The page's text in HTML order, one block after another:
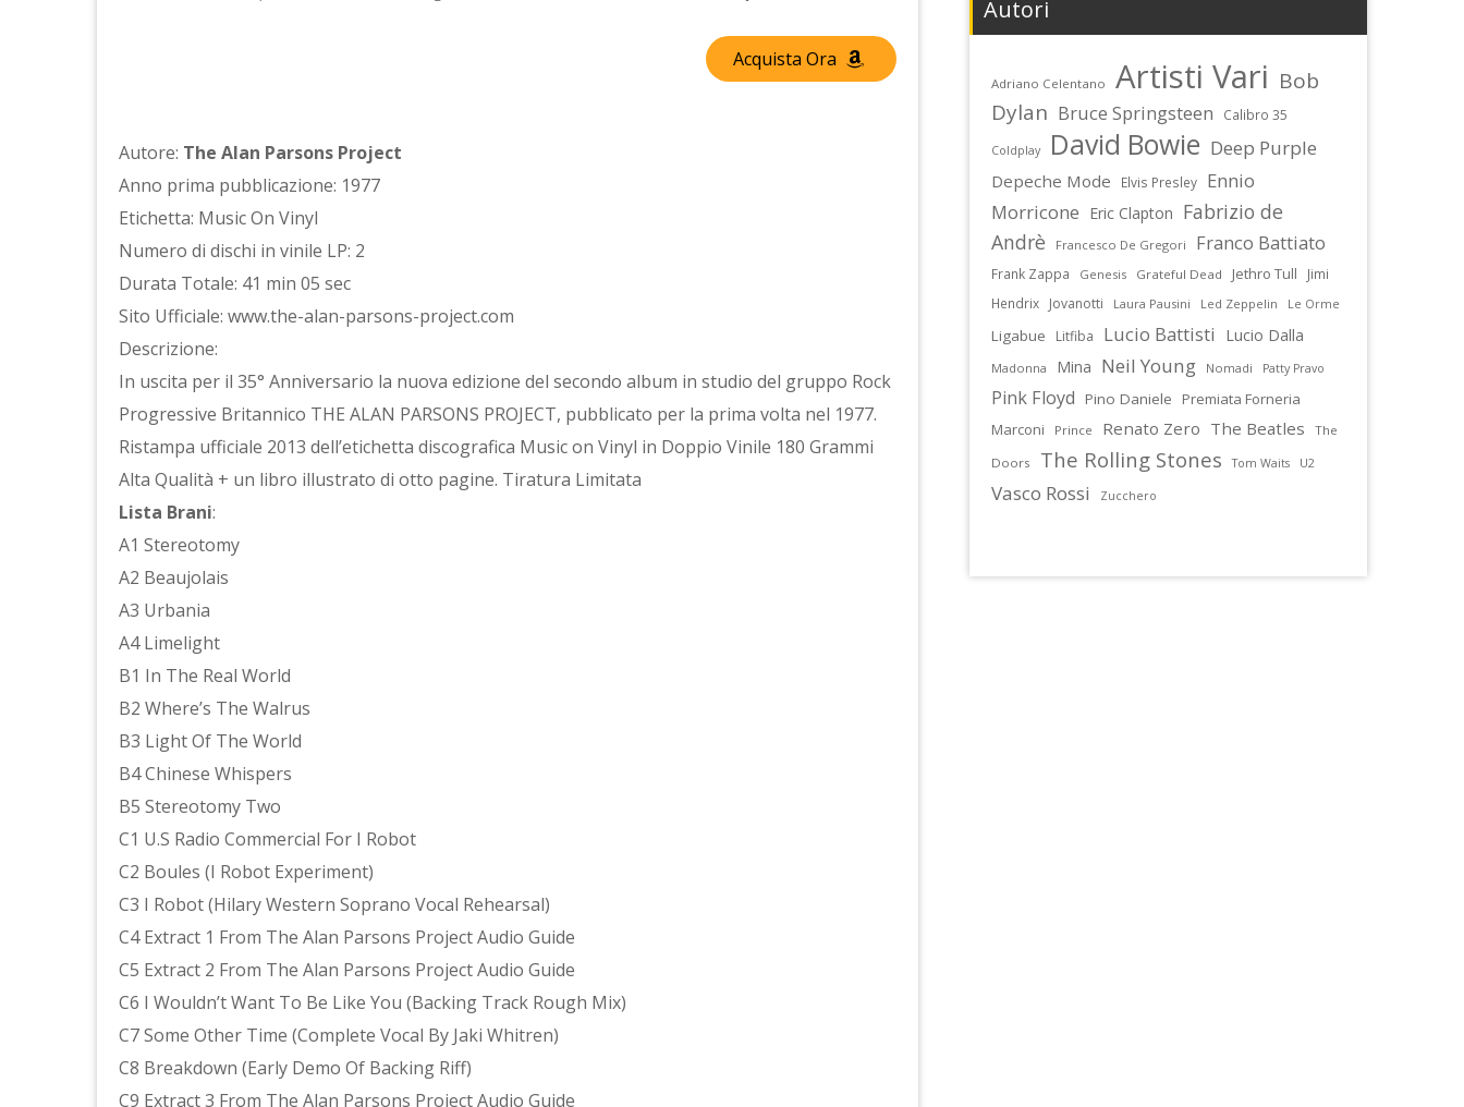
Acquista Ora
Autore: The Alan Parsons Project
Anno prima pubblicazione: 1977
Etichetta: Music On Vinyl
Numero di dischi in vinile LP: 2
Durata Totale: 41 min 05 sec
Sito Ufficiale: www.the-alan-parsons-project.com
Descrizione:
In uscita per il 35° Anniversario la nuova edizione del secondo album in studio del gruppo Rock
Progressive Britannico THE ALAN PARSONS PROJECT, pubblicato per la prima volta nel 1977.
Ristampa ufficiale 2013 dell’etichetta discografica Music on Vinyl in Doppio Vinile 180 Grammi
Alta Qualità + un libro illustrato di otto pagine. Tiratura Limitata
Lista Brani:
A1 Stereotomy
A2 Beaujolais
A3 Urbania
A4 Limelight
B1 In The Real World
B2 Where’s The Walrus
B3 Light Of The World
B4 Chinese Whispers
B5 Stereotomy Two
C1 U.S Radio Commercial For I Robot
C2 Boules (I Robot Experiment)
C3 I Robot (Hilary Western Soprano Vocal Rehearsal)
C4 Extract 1 From The Alan Parsons Project Audio Guide
C5 Extract 2 From The Alan Parsons Project Audio Guide
C6 I Wouldn’t Want To Be Like You (Backing Track Rough Mix)
C7 Some Other Time (Complete Vocal By Jaki Whitren)
C8 Breakdown (Early Demo Of Backing Riff)
C9 Extract 3 From The Alan Parsons Project Audio Guide
Autori
Adriano Celentano Artisti Vari Bob
Dylan Bruce Springsteen Calibro 35
Coldplay David Bowie Deep Purple
Depeche Mode Elvis Presley
Ennio
Morricone Eric Clapton Fabrizio de
Andrè
Francesco De Gregori Franco Battiato
Frank Zappa Genesis Grateful Dead Jethro Tull
Jimi
Hendrix
Jovanotti Laura Pausini Led Zeppelin Le Orme
Ligabue Litfiba Lucio Battisti Lucio Dalla
Madonna Mina Neil Young Nomadi Patty Pravo
Pink Floyd Pino Daniele
Premiata Forneria
Marconi
Prince Renato Zero The Beatles
The
Doors
The Rolling Stones Tom Waits U2
Vasco Rossi Zucchero